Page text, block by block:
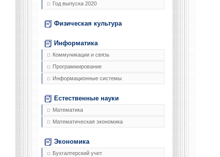
Год выпуска 2020
Физическая культура
Информатика
Коммуникации и связь
Программирование
Информационные системы
Естественные науки
Математика
Математическая экономика
Экономика
Бухгалтерский учет